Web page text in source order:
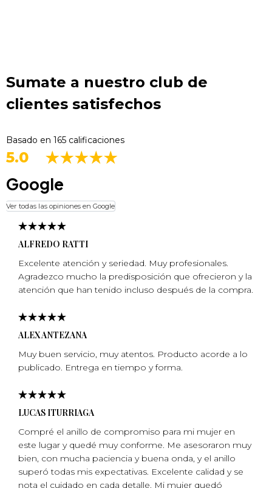
Sumate a nuestro club de
clientes satisfechos
Basado en 165 calificaciones
5.0
Google
Ver todas las opiniones en Google
ALFREDO RATTI
Excelente atención y seriedad. Muy profesionales.
Agradezco mucho la predisposición que ofrecieron y la
atención que han tenido incluso después de la compra.
ALEX ANTEZANA
Muy buen servicio, muy atentos. Producto acorde a lo
publicado. Entrega en tiempo y forma.
LUCAS ITURRIAGA
Compré el anillo de compromiso para mi mujer en
este lugar y quedé muy conforme. Me asesoraron muy
bien, con mucha paciencia y buena onda, y el anillo
superó todas mis expectativas. Excelente calidad y se
nota el cuidado en cada detalle. Mi mujer quedó